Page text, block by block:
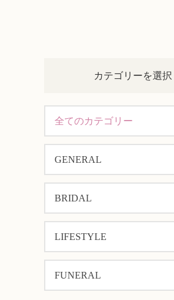
カテゴリーを選択
全てのカテゴリー
GENERAL
BRIDAL
LIFESTYLE
FUNERAL